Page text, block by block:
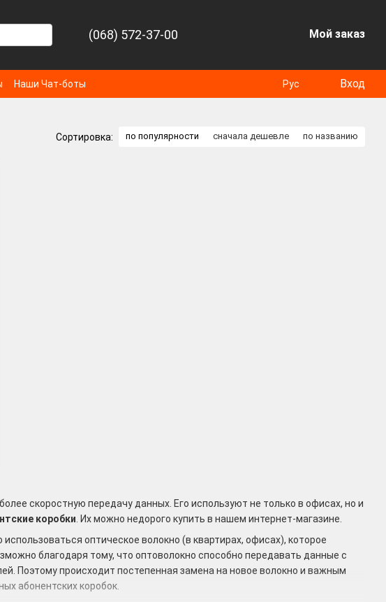
(068) 572-37-00 Мой заказ
Наши Чат-боты Рус Вход
Сортировка: по популярности сначала дешевле по названию
скоростную передачу данных. Его используют не только в офисах, но и
коробки . Их можно недорого купить в нашем интернет-магазине.
оптическое волокно (в квартирах, офисах), которое
благодаря тому, что оптоволокно способно передавать данные с
Поэтому происходит постепенная замена на новое волокно и важным
абонентских коробок.